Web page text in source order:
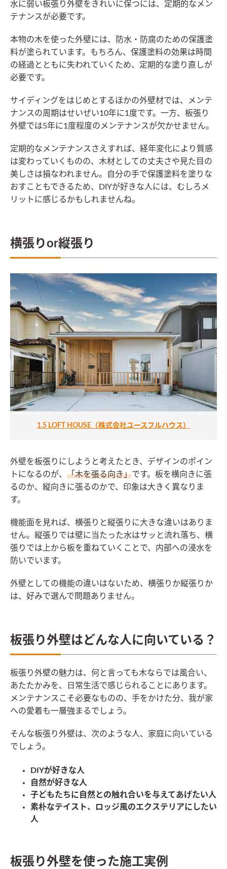
水に弱い板張り外壁をきれいに保つには、定期的なメン
テナンスが必要です。
本物の木を使った外壁には、防水・防腐のための保護塗
料が塗られています。もちろん、保護塗料の効果は時間
の経過とともに失われていくため、定期的な塗り直しが
必要です。
サイディングをはじめとするほかの外壁材では、メンテ
ナンスの周期はせいぜい10年に1度です。一方、板張り
外壁では5年に1度程度のメンテナンスが欠かせません。
定期的なメンテナンスさえすれば、経年変化により質感
は変わっていくものの、木材としての丈夫さや見た目の
美しさは損なわれません。自分の手で保護塗料を塗りな
おすこともできるため、DIYが好きな人には、むしろメ
リットに感じるかもしれませんね。
横張りor縦張り
1.5 LOFT HOUSE（株式会社ユースフルハウス）
外壁を板張りにしようと考えたとき、デザインのポイン
トになるのが、 「木を張る向き」です。板を横向きに張
るのか、縦向きに張るのかで、印象は大きく異なりま
す。
機能面を見れば、横張りと縦張りに大きな違いはありま
せん。縦張りでは壁に当たった水はサッと流れ落ち、横
張りでは上から板を重ねていくことで、内部への浸水を
防いでいます。
外壁としての機能の違いはないため、横張りか縦張りか
は、好みで選んで問題ありません。
板張り外壁はどんな人に向いている？
板張り外壁の魅力は、何と言っても木ならでは風合い、
あたたかみを、日常生活で感じられることにあります。
メンテナンスこそ必要なものの、手をかけた分、我が家
への愛着も一層強まるでしょう。
そんな板張り外壁は、次のような人、家庭に向いている
でしょう。
DIYが好きな人
自然が好きな人
子どもたちに自然との触れ合いを与えてあげたい人
素朴なテイスト、ロッジ風のエクステリアにしたい
人
板張り外壁を使った施工実例